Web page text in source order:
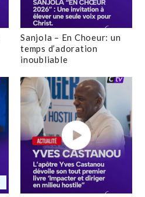
Sanjola – En Choeur: un
temps d’adoration
inoubliable